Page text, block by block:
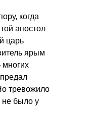
когда
апостол
царь
ярым
многих
тревожило
было у